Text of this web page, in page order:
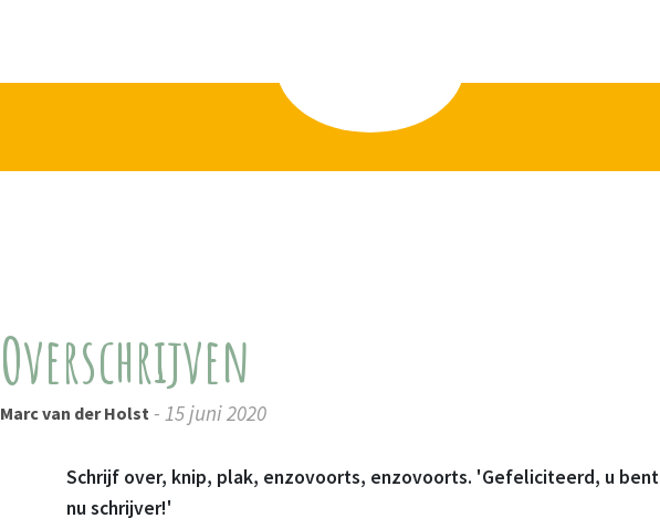
Overschrijven
Marc van der Holst - 15 juni 2020
Schrijf over, knip, plak, enzovoorts, enzovoorts. 'Gefeliciteerd, u bent
nu schrijver!'